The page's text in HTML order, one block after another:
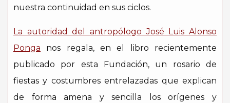
nuestra continuidad en sus ciclos.
La autoridad del antropólogo José Luis Alonso
Ponga nos regala, en el libro recientemente
publicado por esta Fundación, un rosario de
fiestas y costumbres entrelazadas que explican
de forma amena y sencilla los orígenes y